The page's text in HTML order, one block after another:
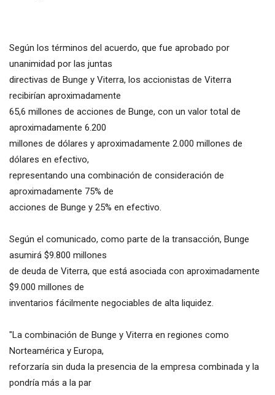
Según los términos del acuerdo, que fue aprobado por
unanimidad por las juntas
directivas de Bunge y Viterra, los accionistas de Viterra
recibirían aproximadamente
65,6 millones de acciones de Bunge, con un valor total de
aproximadamente 6.200
millones de dólares y aproximadamente 2.000 millones de
dólares en efectivo,
representando una combinación de consideración de
aproximadamente 75% de
acciones de Bunge y 25% en efectivo.
Según el comunicado, como parte de la transacción, Bunge
asumirá $9.800 millones
de deuda de Viterra, que está asociada con aproximadamente
$9.000 millones de
inventarios fácilmente negociables de alta liquidez.
"La combinación de Bunge y Viterra en regiones como
Norteamérica y Europa,
reforzaría sin duda la presencia de la empresa combinada y la
pondría más a la par